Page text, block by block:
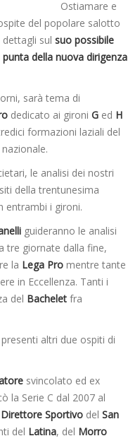
Ostiamare e
del popolare salotto
sul suo possibile
della nuova dirigenza
sarà tema di
dedicato ai gironi G ed H
formazioni laziali del
le analisi dei nostri
della trentunesima
entrambi i gironi.
guideranno le analisi
tre giornate dalla fine,
la Lega Pro mentre tante
in Eccellenza. Tanti i
del Bachelet fra
altri due ospiti di
svincolato ed ex
la Serie C dal 2007 al
Direttore Sportivo del San
del Latina, del Morro